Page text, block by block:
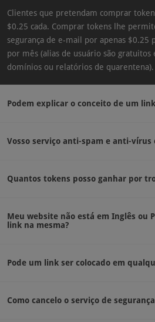
Clientes que pretendam comprar
$0.25 cada. Comprar tokens lhe
segurança de e-mail por apenas $0.25
por mês (alias de usuário são gratuitos
domínios ou relatórios de quarentena).
Podem explicar o conceito de um
Vosso serviço anti-spam e anti-
Quantos tokens posso ganhar por
Meu website não está em Inglês ou
link na mesma?
Pode um link ser colocado em
Como cancelo o serviço de